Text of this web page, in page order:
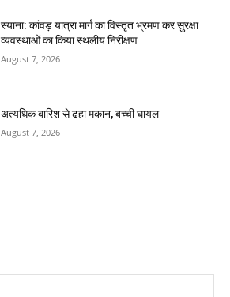
स्याना: कांवड़ यात्रा मार्ग का विस्तृत भ्रमण कर सुरक्षा
व्यवस्थाओं का किया स्थलीय निरीक्षण
August 7, 2026
अत्यधिक बारिश से ढहा मकान, बच्ची घायल
August 7, 2026